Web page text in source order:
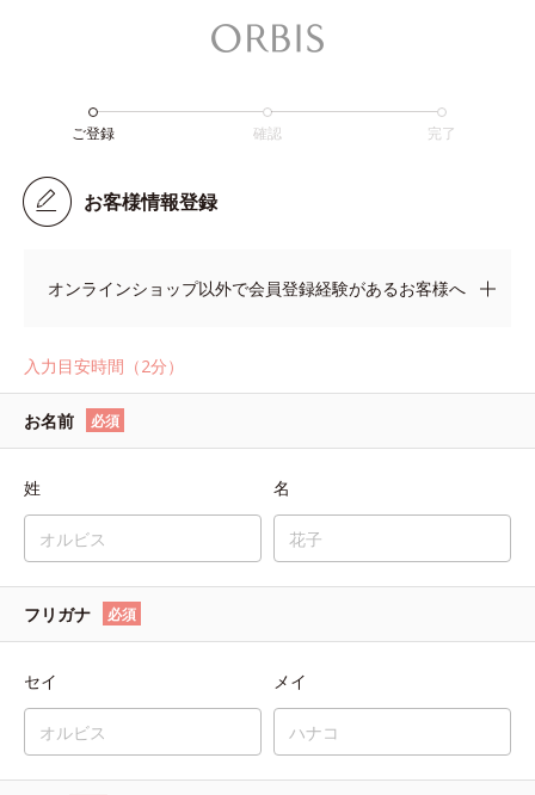
ご登録 確認 完了
お客様情報登録
オンラインショップ以外で会員登録経験があるお客様へ
入力目安時間（2分）
お名前 必須
姓 名
フリガナ 必須
セイ メイ